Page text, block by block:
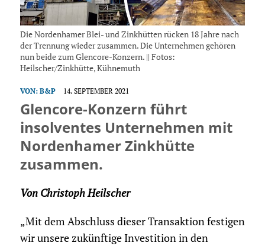
Die Nordenhamer Blei- und Zinkhütten rücken 18 Jahre nach
der Trennung wieder zusammen. Die Unternehmen gehören
nun beide zum Glencore-Konzern. || Fotos:
Heilscher/Zinkhütte, Kühnemuth
VON: B&P 14. SEPTEMBER 2021
Glencore-Konzern führt
insolventes Unternehmen mit
Nordenhamer Zinkhütte
zusammen.
Von Christoph Heilscher
„Mit dem Abschluss dieser Transaktion festigen
wir unsere zukünftige Investition in den